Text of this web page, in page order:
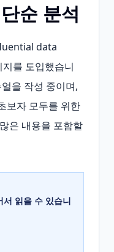
순 분석
data
를 도입했습니
을 작성 중이며,
보자 모두를 위한
은 내용을 포함할
서 읽을 수 있습니